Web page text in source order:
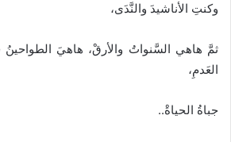
وكنتِ الأناشيدَ والنَّدَى،
ثمَّ هاهي السَّنواتُ والأرقْ، هاهيَ الطواحينُ
العَدمِ،
جباةُ الحياةْ..